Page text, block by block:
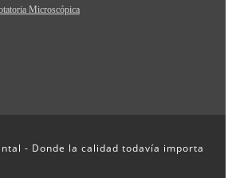
Microscópica
- Donde la calidad todavía importa